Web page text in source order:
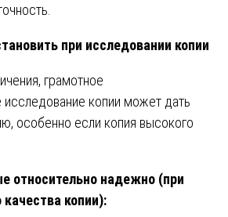
при исследовании копии
грамотное
копии может дать
особенно если копия высокого
относительно надежно (при
копии):